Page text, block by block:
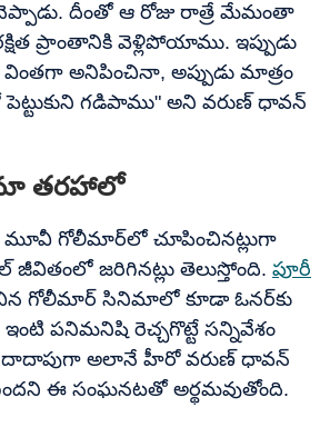
దీంతో ఆ రోజు రాత్రే మేమంతా
ప్రాంతానికి వెళ్లిపోయాము. ఇప్పుడు
అనిపించినా, అప్పుడు మాత్రం
గడిపాము" అని వరుణ్ ధావన్
తరహాలో
మూవీ గోలీమార్‌లో చూపించినట్లుగా
జరిగినట్లు తెలుస్తోంది. పూరీ
గోలీమార్ సినిమాలో కూడా ఓనర్‌కు
ఇంటి పనిమనిషి రెచ్చగొట్టే సన్నివేశం
దాదాపుగా అలానే హీరో వరుణ్ ధావన్
ఈ సంఘనటతో అర్థమవుతోంది.